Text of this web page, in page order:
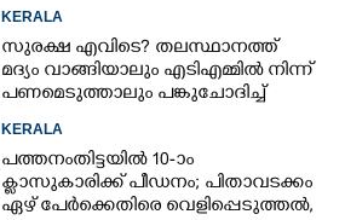
KERALA
സുരക്ഷ എവിടെ?​ തലസ്ഥാനത്ത്
മദ്യം വാങ്ങിയാലും എടിഎമ്മിൽ നിന്ന്
പണമെടുത്താലും പങ്കുചോദിച്ച്
KERALA
പത്തനംതിട്ടയിൽ 10-ാം
ക്ലാസുകാരിക്ക് പീഡനം; പിതാവടക്കം
ഏഴ് പേർക്കെതിരെ വെളിപ്പെടുത്തൽ,